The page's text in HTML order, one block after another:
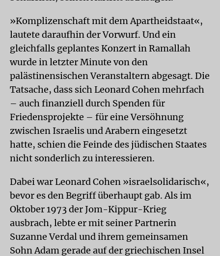
»Komplizenschaft mit dem Apartheidstaat«,
lautete daraufhin der Vorwurf. Und ein
gleichfalls geplantes Konzert in Ramallah
wurde in letzter Minute von den
palästinensischen Veranstaltern abgesagt. Die
Tatsache, dass sich Leonard Cohen mehrfach
– auch finanziell durch Spenden für
Friedensprojekte – für eine Versöhnung
zwischen Israelis und Arabern eingesetzt
hatte, schien die Feinde des jüdischen Staates
nicht sonderlich zu interessieren.
Dabei war Leonard Cohen »israelsolidarisch«,
bevor es den Begriff überhaupt gab. Als im
Oktober 1973 der Jom-Kippur-Krieg
ausbrach, lebte er mit seiner Partnerin
Suzanne Verdal und ihrem gemeinsamen
Sohn Adam gerade auf der griechischen Insel